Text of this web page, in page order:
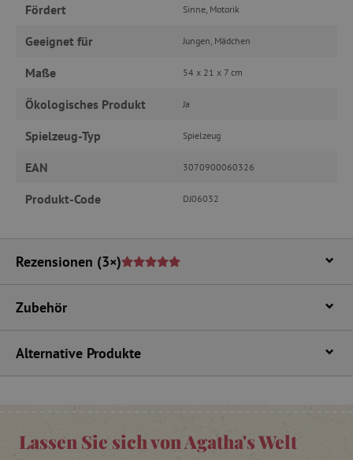
Fördert Sinne, Motorik
Geeignet für Jungen, Mädchen
Maße 54 x 21 x 7 cm
Ökologisches Produkt Ja
Spielzeug-Typ Spielzeug
EAN 3070900060326
Produkt-Code DJ06032
Rezensionen (3×)
Zubehör
Alternative Produkte
Lassen Sie sich von Agatha's Welt
Unbedingt erforderliche Cookies ermöglichen
Ohne die unbedingt erforderlichen Cookies
PHPSESSID
__cf_bm
.ct.pinterest.com